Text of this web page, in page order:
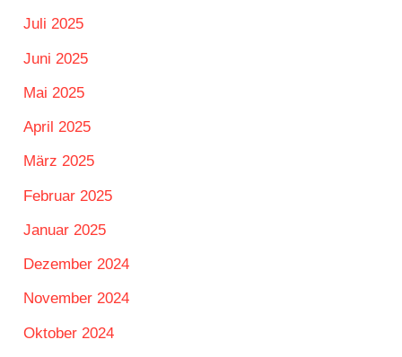
Juli 2025
Juni 2025
Mai 2025
April 2025
März 2025
Februar 2025
Januar 2025
Dezember 2024
November 2024
Oktober 2024